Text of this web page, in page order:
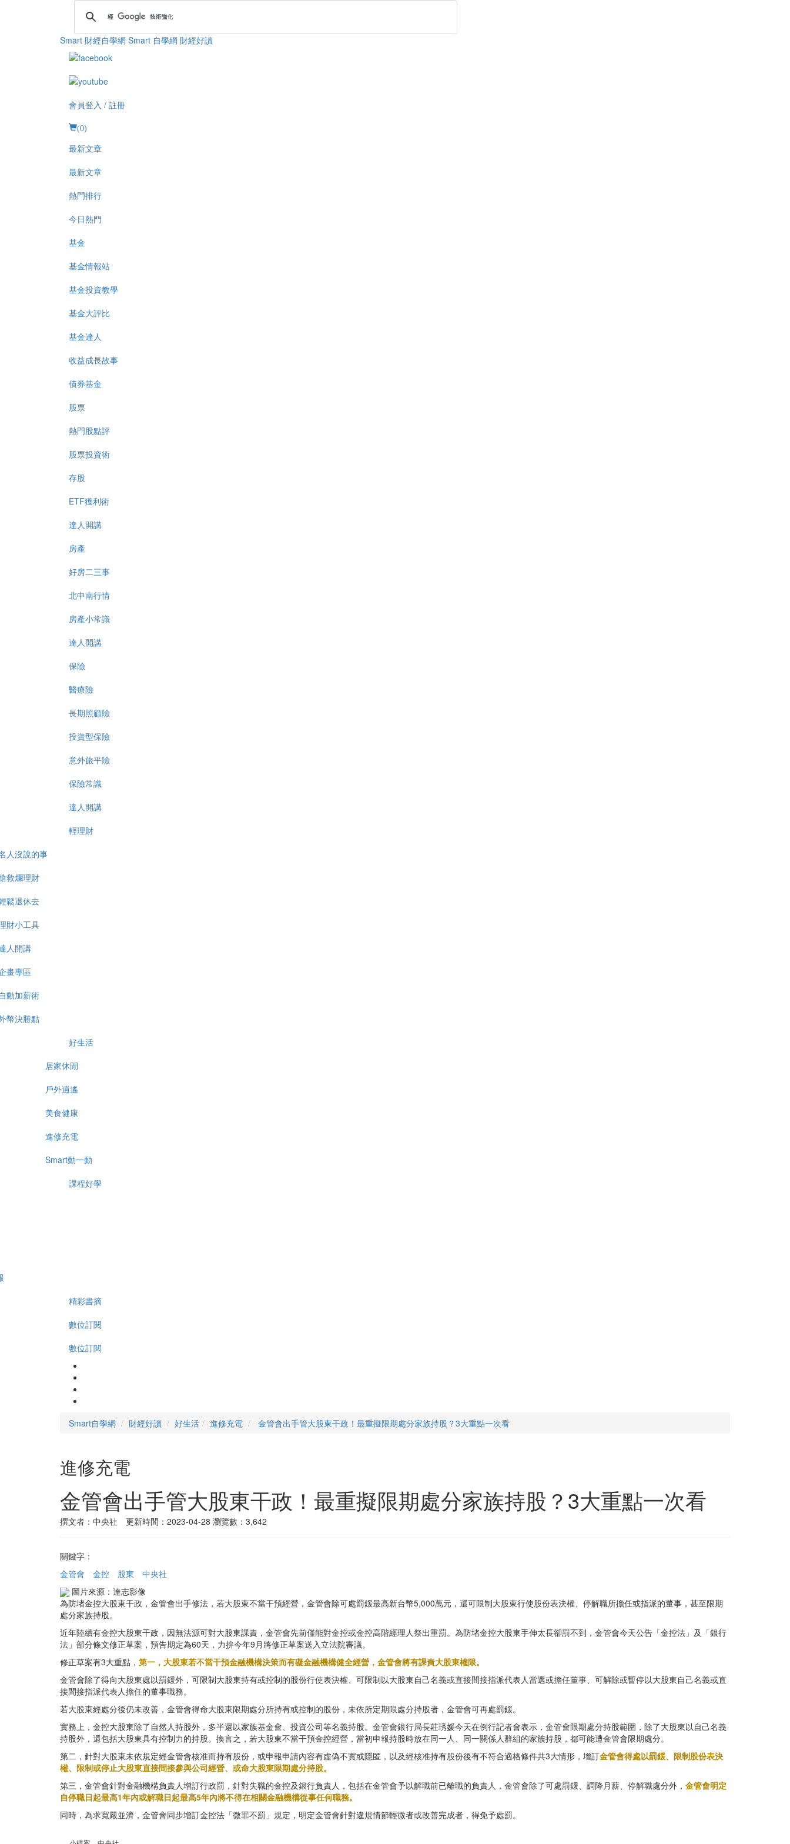
Smart 財經自學網 Smart 自學網 財經好讀
會員登入 / 註冊
(0)
最新文章
最新文章
熱門排行
今日熱門
基金
基金情報站
基金投資教學
基金大評比
基金達人
收益成長故事
債券基金
股票
熱門股點評
股票投資術
存股
ETF獲利術
達人開講
房產
好房二三事
北中南行情
房產小常識
達人開講
保險
醫療險
長期照顧險
投資型保險
意外旅平險
保險常識
達人開講
輕理財
人沒說的事
救爛理財
鬆退休去
財小工具
人開講
畫專區
動加薪術
幣決勝點
好生活
居家休閒
戶外逍遙
美食健康
進修充電
Smart動一動
課程好學
精彩書摘
數位訂閱
數位訂閱
Smart自學網 財經好讀 好生活 進修充電 金管會出手管大股東干政！最重擬限期處分家族持股？3大重點一次看
進修充電
金管會出手管大股東干政！最重擬限期處分家族持股？3大重點一次看
撰文者：中央社 更新時間：2023-04-28 瀏覽數：3,642
關鍵字：
金管會
金控 股東
中央社
圖片來源：達志影像
為防堵金控大股東干政，金管會出手修法，若大股東不當干預經營，金管會除可處罰鍰最高新台幣5,000萬元，還可限制大股東行使股份表決權、停解職所擔任或指派的董事，甚至限期
處分家族持股。
近年陸續有金控大股東干政，因無法源可對大股東課責，金管會先前僅能對金控或金控高階經理人祭出重罰。為防堵金控大股東手伸太長卻罰不到，金管會今天公告「金控法」及「銀行
法」部分條文修正草案，預告期定為60天，力拚今年9月將修正草案送入立法院審議。
修正草案有3大重點， 第一，大股東若不當干預金融機構決策而有礙金融機構健全經營，金管會將有課責大股東權限。
金管會除了得向大股東處以罰鍰外，可限制大股東持有或控制的股份行使表決權、可限制以大股東自己名義或直接間接指派代表人當選或擔任董事、可解除或暫停以大股東自己名義或直
接間接指派代表人擔任的董事職務。
若大股東經處分後仍未改善，金管會得命大股東限期處分所持有或控制的股份，未依所定期限處分持股者，金管會可再處罰鍰。
實務上，金控大股東除了自然人持股外，多半還以家族基金會、投資公司等名義持股。金管會銀行局長莊琇媛今天在例行記者會表示，金管會限期處分持股範圍，除了大股東以自己名義
持股外，還包括大股東具有控制力的持股。換言之，若大股東不當干預金控經營，當初申報持股時放在同一人、同一關係人群組的家族持股，都可能遭金管會限期處分。
第二，針對大股東未依規定經金管會核准而持有股份，或申報申請內容有虛偽不實或隱匿，以及經核准持有股份後有不符合適格條件共3大情形，增訂金管會得處以罰鍰、限制股份表決
權、限制或停止大股東直接間接參與公司經營、或命大股東限期處分持股。
第三，金管會針對金融機構負責人增訂行政罰，針對失職的金控及銀行負責人，包括在金管會予以解職前已離職的負責人，金管會除了可處罰鍰、調降月薪、停解職處分外， 金管會明定
自停職日起最高1年內或解職日起最高5年內將不得在相關金融機構從事任何職務。
同時，為求寬嚴並濟，金管會同步增訂金控法「微罪不罰」規定，明定金管會針對違規情節輕微者或改善完成者，得免予處罰。